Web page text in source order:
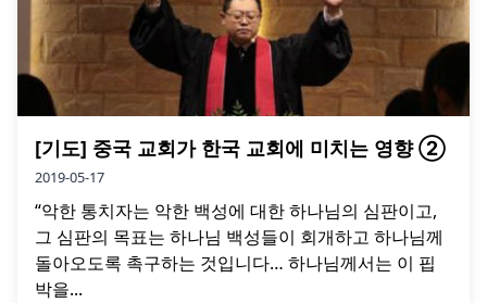
[기도] 중국 교회가 한국 교회에 미치는 영향 ②
2019-05-17
“악한 통치자는 악한 백성에 대한 하나님의 심판이고,
그 심판의 목표는 하나님 백성들이 회개하고 하나님께
돌아오도록 촉구하는 것입니다… 하나님께서는 이 핍
박을...